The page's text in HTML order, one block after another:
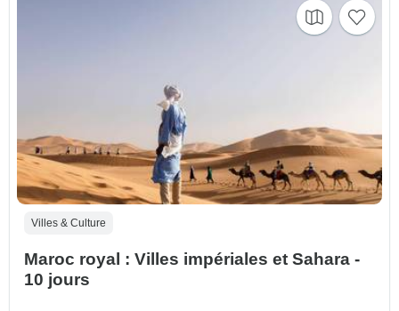
Villes & Culture
Maroc royal : Villes impériales et Sahara -
10 jours